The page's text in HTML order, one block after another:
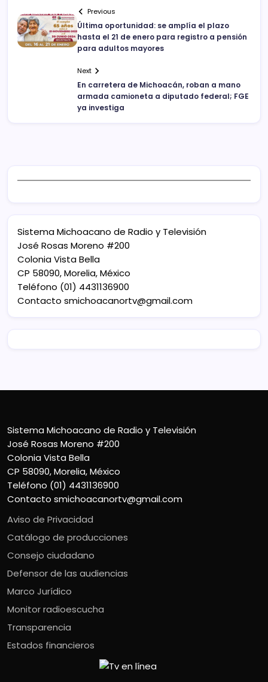
Previous
Última oportunidad: se amplía el plazo
hasta el 21 de enero para registro a pensión
para adultos mayores
Next
En carretera de Michoacán, roban a mano
armada camioneta a diputado federal; FGE
ya investiga
Sistema Michoacano de Radio y Televisión
José Rosas Moreno #200
Colonia Vista Bella
CP 58090, Morelia, México
Teléfono (01) 4431136900
Contacto smichoacanortv@gmail.com
Sistema Michoacano de Radio y Televisión
José Rosas Moreno #200
Colonia Vista Bella
CP 58090, Morelia, México
Teléfono (01) 4431136900
Contacto smichoacanortv@gmail.com
Aviso de Privacidad
Catálogo de producciones
Consejo ciudadano
Defensor de las audiencias
Marco Jurídico
Monitor radioescucha
Transparencia
Estados financieros